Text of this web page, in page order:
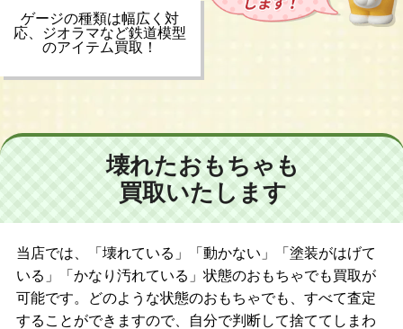
ゲージの種類は幅広く対
応、ジオラマなど鉄道模型
のアイテム買取！
壊れたおもちゃも
買取いたします
当店では、「壊れている」「動かない」「塗装がはげて
いる」「かなり汚れている」状態のおもちゃでも買取が
可能です。どのような状態のおもちゃでも、すべて査定
することができますので、自分で判断して捨ててしまわ